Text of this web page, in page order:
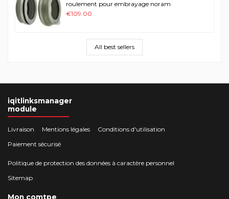
roulement pour embrayage noram
€109.00
All best sellers
iqitlinksmanager
module
Livraison Mentions légales
Conditions d'utilisation
Paiement sécurisé
Politique de protection des données à caractère personnel
Sitemap
Mon comtpe